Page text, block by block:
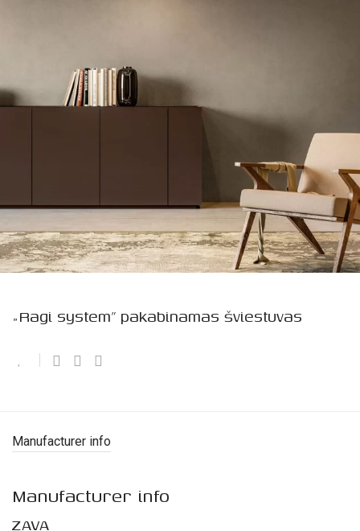
„Ragi system” pakabinamas šviestuvas
Manufacturer info
Manufacturer info
ZAVA